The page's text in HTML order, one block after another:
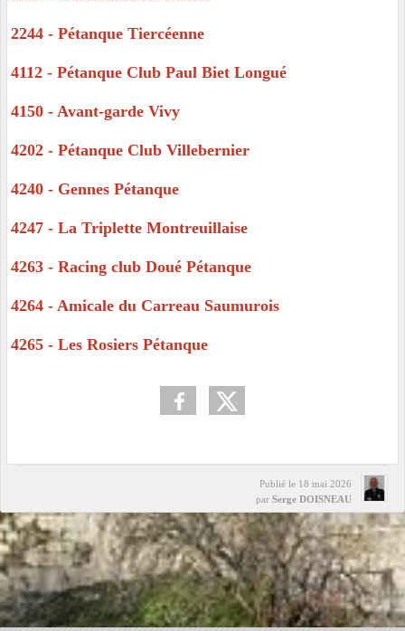
2244 - Pétanque Tiercéenne
4112 - Pétanque Club Paul Biet Longué
4150 - Avant-garde Vivy
4202 - Pétanque Club Villebernier
4240 - Gennes Pétanque
4247 - La Triplette Montreuillaise
4263 - Racing club Doué Pétanque
4264 - Amicale du Carreau Saumurois
4265 - Les Rosiers Pétanque
Publié le 18 mai 2026
par Serge DOISNEAU